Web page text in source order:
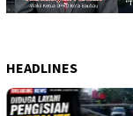
HEADLINES